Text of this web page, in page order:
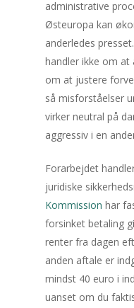
administrative
Østeuropa kan
anderledes
handler ikke om at
om at justere
så misforståelser
virker neutral på
aggressiv i en
Forarbejdet
juridiske
Kommission har
forsinket betaling
renter fra dagen
anden aftale er
mindst 40 euro i
uanset om du